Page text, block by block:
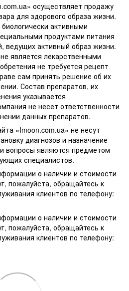
осуществляет продажу
для здорового образа жизни.
активными
продуктами питания
ведущих активный образ жизни.
является лекарственными
не требуется рецепт
сам принять решение об их
Состав препаратов, их
указывается
не несет ответственности
данных препаратов.
«Imoon.com.ua» не несут
диагнозов и назначение
вопросы являются предметом
специалистов.
о наличии и стоимости
пожалуйста, обращайтесь к
клиентов по телефону:
о наличии и стоимости
пожалуйста, обращайтесь к
клиентов по телефону: